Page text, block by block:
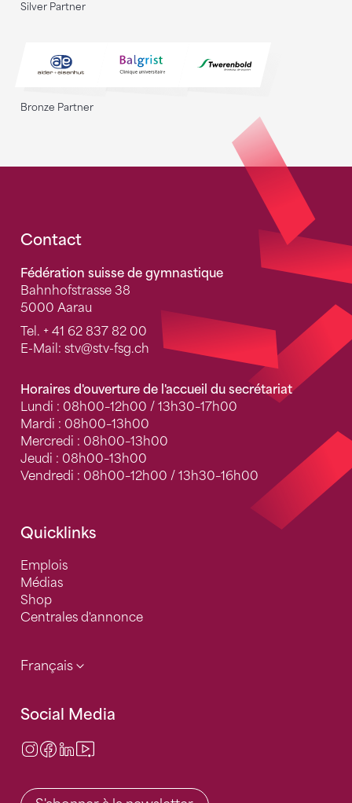
Silver Partner
Bronze Partner
Fusszeile
Contact
Fédération suisse de gymnastique
Bahnhofstrasse 38
5000 Aarau
Tel. + 41 62 837 82 00
E-Mail: stv@stv-fsg.ch
Horaires d'ouverture de l'accueil du secrétariat
Lundi : 08h00–12h00 / 13h30–17h00
Mardi : 08h00–13h00
Mercredi : 08h00–13h00
Jeudi : 08h00–13h00
Vendredi : 08h00–12h00 / 13h30–16h00
Quicklinks
Emplois
Médias
Shop
Centrales d'annonce
Français
Social Media
Instagram
Facebook
LinkedIn